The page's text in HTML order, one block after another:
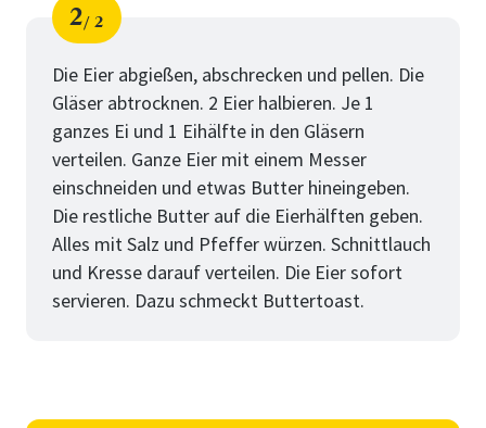
Schritt
2
von
2
Die Eier abgießen, abschrecken und pellen. Die
Gläser abtrocknen. 2 Eier halbieren. Je 1
ganzes Ei und 1 Eihälfte in den Gläsern
verteilen. Ganze Eier mit einem Messer
einschneiden und etwas Butter hineingeben.
Die restliche Butter auf die Eierhälften geben.
Alles mit Salz und Pfeffer würzen. Schnittlauch
und Kresse darauf verteilen. Die Eier sofort
servieren. Dazu schmeckt Buttertoast.